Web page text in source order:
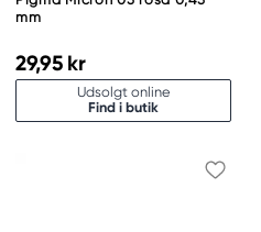
mm
29,95 kr
Udsolgt online
Find i butik